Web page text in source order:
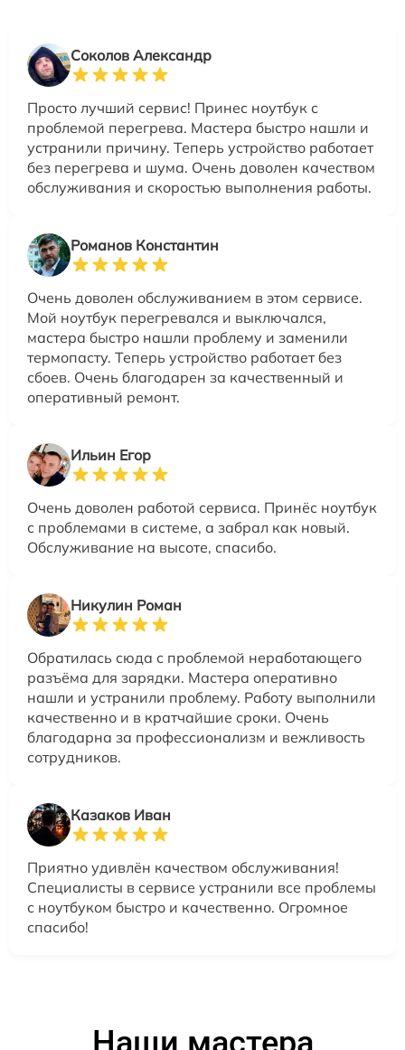
Соколов Александр
Просто лучший сервис! Принес ноутбук с
проблемой перегрева. Мастера быстро нашли и
устранили причину. Теперь устройство работает
без перегрева и шума. Очень доволен качеством
обслуживания и скоростью выполнения работы.
Романов Константин
Очень доволен обслуживанием в этом сервисе.
Мой ноутбук перегревался и выключался,
мастера быстро нашли проблему и заменили
термопасту. Теперь устройство работает без
сбоев. Очень благодарен за качественный и
оперативный ремонт.
Ильин Егор
Очень доволен работой сервиса. Принёс ноутбук
с проблемами в системе, а забрал как новый.
Обслуживание на высоте, спасибо.
Никулин Роман
Обратилась сюда с проблемой неработающего
разъёма для зарядки. Мастера оперативно
нашли и устранили проблему. Работу выполнили
качественно и в кратчайшие сроки. Очень
благодарна за профессионализм и вежливость
сотрудников.
Казаков Иван
Приятно удивлён качеством обслуживания!
Специалисты в сервисе устранили все проблемы
с ноутбуком быстро и качественно. Огромное
спасибо!